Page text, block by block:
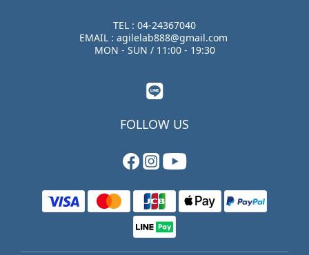
TEL : 04-24367040
EMAIL : agilelab888@gmail.com
MON - SUN / 11:00 - 19:30
FOLLOW US